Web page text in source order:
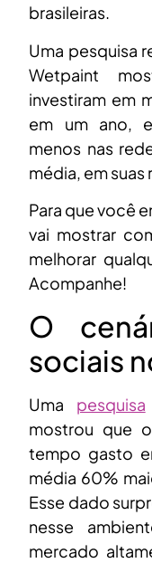
brasileiras.
Uma pesquisa
Wetpaint
investiram em
em um ano,
menos nas
média, em
Para que você
vai mostrar
melhorar
Acompanhe!
O
sociais
Uma pesquisa
mostrou que
tempo gasto
média 60%
Esse dado
nesse
mercado